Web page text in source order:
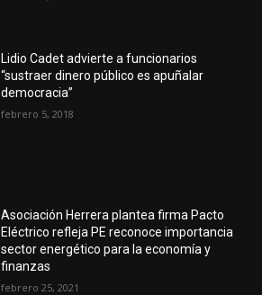
Lidio Cadet advierte a funcionarios
“sustraer dinero público es apuñalar
democracia”
febrero 5, 2018
Asociación Herrera plantea firma Pacto
Eléctrico refleja PE reconoce importancia
sector energético para la economía y
finanzas
febrero 25, 2021